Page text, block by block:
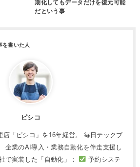
期化してもデータだけを復元可能
だという事
ピシコ
店「ピシコ」を16年経営。 毎日テックブ
企業のAI導入・業務自動化を伴走支援し
で実装した「自動化」：
予約システ